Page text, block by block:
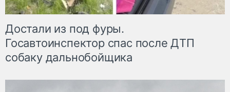
Достали из под фуры.
Госавтоинспектор спас после ДТП
собаку дальнобойщика